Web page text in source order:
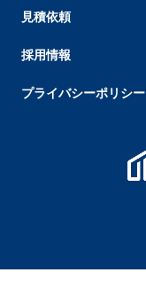
見積依頼
採用情報
プライバシーポリシー